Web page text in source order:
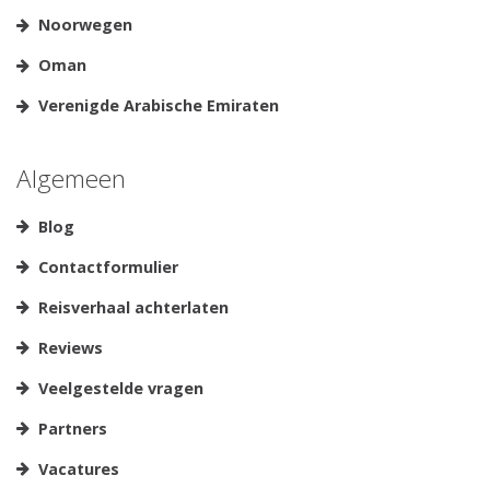
Noorwegen
Oman
Verenigde Arabische Emiraten
Algemeen
Blog
Contactformulier
Reisverhaal achterlaten
Reviews
Veelgestelde vragen
Partners
Vacatures